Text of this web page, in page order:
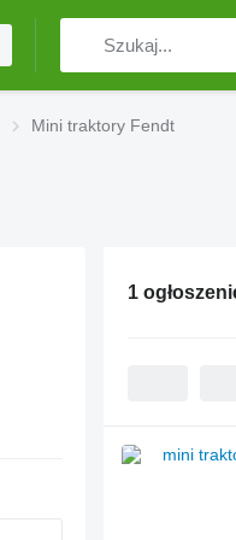
Mini traktory Fendt
1